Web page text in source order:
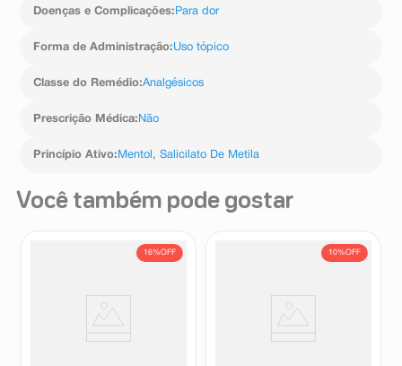
Doenças e Complicações: Para dor
Forma de Administração:Uso tópico
Classe do Remédio:Analgésicos
Prescrição Médica: Não
Princípio Ativo: Mentol ,Salicilato De Metila
Você também pode gostar
16%OFF 10%OFF